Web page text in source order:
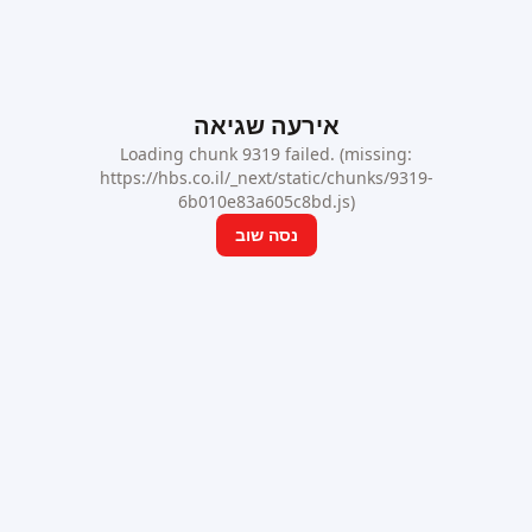
אירעה שגיאה
Loading chunk 9319 failed. (missing:
https://hbs.co.il/_next/static/chunks/9319-
6b010e83a605c8bd.js)